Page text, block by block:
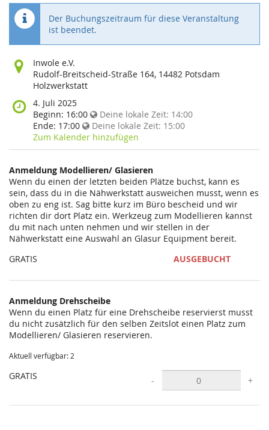
Der Buchungszeitraum für diese Veranstaltung
ist beendet.
Wo
findet
diese
statt?
Inwole e.V.
Rudolf-Breitscheid-Straße 164, 14482 Potsdam
Holzwerkstatt
Wann
findet
diese
Veranstaltung
statt?
4. Juli 2025
Beginn: 16:00 Deine lokale Zeit: 14:00
Ende: 17:00 Deine lokale Zeit: 15:00
Zum Kalender hinzufügen
Anmeldung Modellieren/ Glasieren
Wenn du einen der letzten beiden Plätze buchst, kann es
sein, dass du in die Nähwerkstatt ausweichen musst, wenn es
oben zu eng ist. Sag bitte kurz im Büro bescheid und wir
richten dir dort Platz ein. Werkzeug zum Modellieren kannst
du mit nach unten nehmen und wir stellen in der
Nähwerkstatt eine Auswahl an Glasur Equipment bereit.
GRATIS
AUSGEBUCHT
Anmeldung Drehscheibe
Wenn du einen Platz für eine Drehscheibe reservierst musst
du nicht zusätzlich für den selben Zeitslot einen Platz zum
Modellieren/ Glasieren reservieren.
Aktuell verfügbar: 2
GRATIS - +